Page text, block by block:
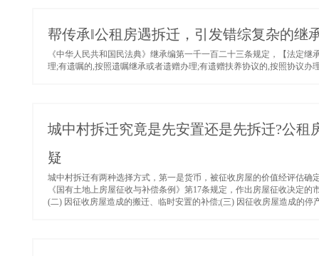
帮传承‖公租房遇拆迁，引发错综复杂的继
《中华人民共和国民法典》继承编第一千一百二十三条规定，【法定
理;有遗嘱的,按照遗嘱继承或者遗赠办理;有遗赠扶养协议的,按照协议办
城中村拆迁究竟是先安置还是先拆迁?公
疑
城中村拆迁有两种选择方式，第一是货币，被征收房屋的价值经评估
《国有土地上房屋征收与补偿条例》第17条规定，作出房屋征收决定
(二) 因征收房屋造成的搬迁、临时安置的补偿;(三) 因征收房屋造成的停